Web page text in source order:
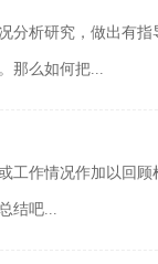
分析研究，做出有
那么如何把...
工作情况作加以回
结吧...